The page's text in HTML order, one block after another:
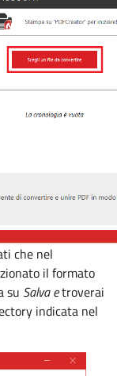
che nel
il formato
su Salva etroverai
indicata nel